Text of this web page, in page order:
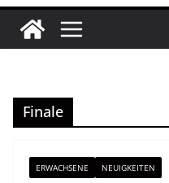
Finale
ERWACHSENE NEUIGKEITEN